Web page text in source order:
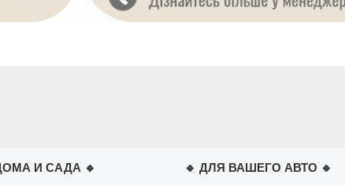
И САДА 🔹 🔹 ДЛЯ ВАШЕГО АВТО 🔹